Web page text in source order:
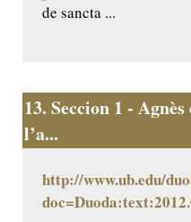
de sancta ...
13. Seccion 1 -
l’a...
http://www.ub.edu/